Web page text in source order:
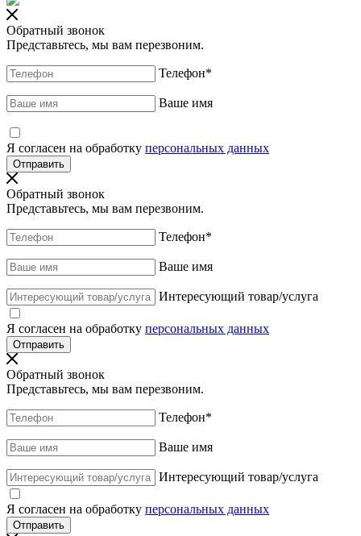
Обратный звонок
Представьтесь, мы вам перезвоним.
Телефон*
Ваше имя
Я согласен на обработку персональных данных
Обратный звонок
Представьтесь, мы вам перезвоним.
Телефон*
Ваше имя
Интересующий товар/услуга
Я согласен на обработку персональных данных
Обратный звонок
Представьтесь, мы вам перезвоним.
Телефон*
Ваше имя
Интересующий товар/услуга
Я согласен на обработку персональных данных